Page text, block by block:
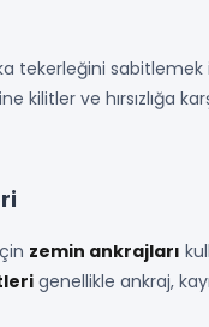
tekerleğini sabitlemek
kilitler ve hırsızlığa
zemin ankrajları
genellikle ankraj,